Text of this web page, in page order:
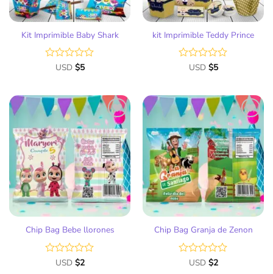
Kit Imprimible Baby Shark
Valorado
de
USD $5
kit Imprimible Teddy Prince
Valorado
de
USD $5
Añadir
a la
lista
de
deseos
Chip Bag Bebe llorones
Valorado
USD $2
Añadir
a la
lista
de
deseos
Chip Bag Granja de Zenon
Valorado
USD $2